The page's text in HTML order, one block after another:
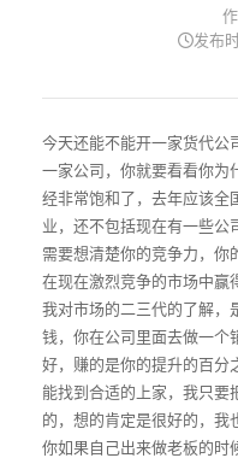
发布
今天还能不能开一家货代公
一家公司，你就要看看你为
经非常饱和了，去年应该全
业，还不包括现在有一些公
需要想清楚你的竞争力，你
在现在激烈竞争的市场中赢
我对市场的二三代的了解，
钱，你在公司里面去做一
好，赚的是你的提升的百分
能找到合适的上家，我只要
的，想的肯定是很好的，我
你如果自己出来做老板的时